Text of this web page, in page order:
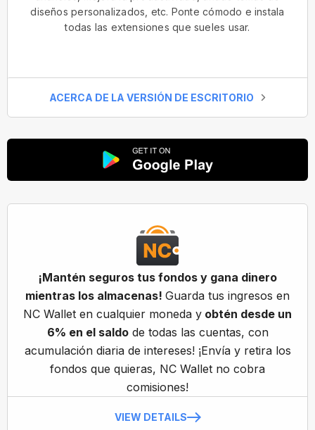
diseños personalizados, etc. Ponte cómodo e instala
todas las extensiones que sueles usar.
ACERCA DE LA VERSIÓN DE ESCRITORIO
¡Mantén seguros tus fondos y gana dinero
mientras los almacenas! Guarda tus ingresos en
NC Wallet en cualquier moneda y obtén desde un
6% en el saldode todas las cuentas, con
acumulación diaria de intereses! ¡Envía y retira los
fondos que quieras, NC Wallet no cobra
comisiones!
VIEW DETAILS